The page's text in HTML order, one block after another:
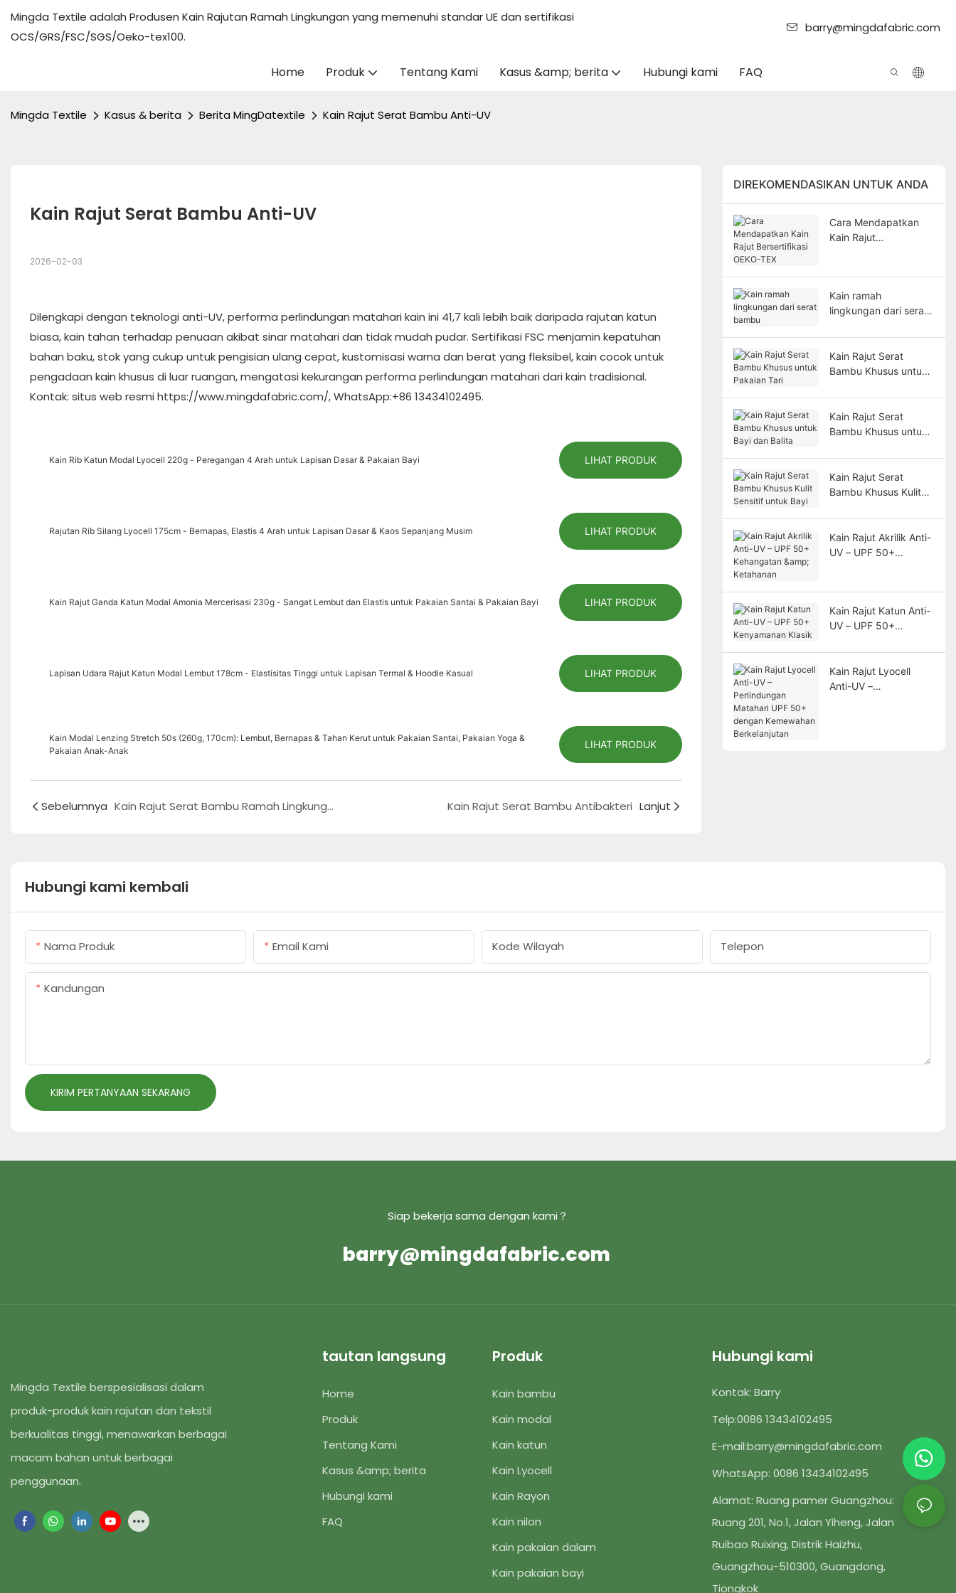
Mingda Textile adalah Produsen Kain Rajutan Ramah Lingkungan yang memenuhi standar UE dan sertifikasi
OCS/GRS/FSC/SGS/Oeko-tex100.
barry@mingdafabric.com
Home Produk Tentang Kami Kasus &amp; berita Hubungi kami FAQ
Mingda Textile Kasus & berita Berita MingDatextile Kain Rajut Serat Bambu Anti-UV
Kain Rajut Serat Bambu Anti-UV
2026-02-03
Dilengkapi dengan teknologi anti-UV, performa perlindungan matahari kain ini 41,7 kali lebih baik daripada rajutan katun
biasa, kain tahan terhadap penuaan akibat sinar matahari dan tidak mudah pudar. Sertifikasi FSC menjamin kepatuhan
bahan baku, stok yang cukup untuk pengisian ulang cepat, kustomisasi warna dan berat yang fleksibel, kain cocok untuk
pengadaan kain khusus di luar ruangan, mengatasi kekurangan performa perlindungan matahari dari kain tradisional.
Kontak: situs web resmi https://www.mingdafabric.com/, WhatsApp:+86 13434102495.
Kain Rib Katun Modal Lyocell 220g - Peregangan 4 Arah untuk Lapisan Dasar & Pakaian Bayi LIHAT PRODUK
Rajutan Rib Silang Lyocell 175cm - Bernapas, Elastis 4 Arah untuk Lapisan Dasar & Kaos Sepanjang Musim LIHAT PRODUK
Kain Rajut Ganda Katun Modal Amonia Mercerisasi 230g - Sangat Lembut dan Elastis untuk Pakaian Santai & Pakaian Bayi LIHAT PRODUK
Lapisan Udara Rajut Katun Modal Lembut 178cm - Elastisitas Tinggi untuk Lapisan Termal & Hoodie Kasual LIHAT PRODUK
Kain Modal Lenzing Stretch 50s (260g, 170cm): Lembut, Bernapas & Tahan Kerut untuk Pakaian Santai, Pakaian Yoga &
Pakaian Anak-Anak
LIHAT PRODUK
Sebelumnya Kain Rajut Serat Bambu Ramah Lingkungan Kain Rajut Serat Bambu Antibakteri Lanjut
DIREKOMENDASIKAN UNTUK ANDA
Cara Mendapatkan
Kain Rajut
Kain ramah
lingkungan dari serat
Kain Rajut Serat
Bambu Khusus untuk
Kain Rajut Serat
Bambu Khusus untuk
Kain Rajut Serat
Bambu Khusus Kulit
Kain Rajut Akrilik Anti-
UV – UPF 50+
Kain Rajut Katun Anti-
UV – UPF 50+
Kain Rajut Lyocell
Anti-UV –
Hubungi kami kembali
Nama Produk Email Kami Kode Wilayah Telepon
Kandungan
KIRIM PERTANYAAN SEKARANG
Siap bekerja sama dengan kami？
barry@mingdafabric.com
Mingda Textile berspesialisasi dalam
produk-produk kain rajutan dan tekstil
berkualitas tinggi, menawarkan berbagai
macam bahan untuk berbagai
penggunaan.
tautan langsung
Home
Produk
Tentang Kami
Kasus &amp; berita
Hubungi kami
FAQ
Produk
Kain bambu
Kain modal
Kain katun
Kain Lyocell
Kain Rayon
Kain nilon
Kain pakaian dalam
Kain pakaian bayi
Hubungi kami
Kontak: Barry
Telp:0086 13434102495
E-mail:barry@mingdafabric.com
WhatsApp: 0086 13434102495
Alamat: Ruang pamer Guangzhou:
Ruang 201, No.1, Jalan Yiheng, Jalan
Ruibao Ruixing, Distrik Haizhu,
Guangzhou-510300, Guangdong,
Tiongkok